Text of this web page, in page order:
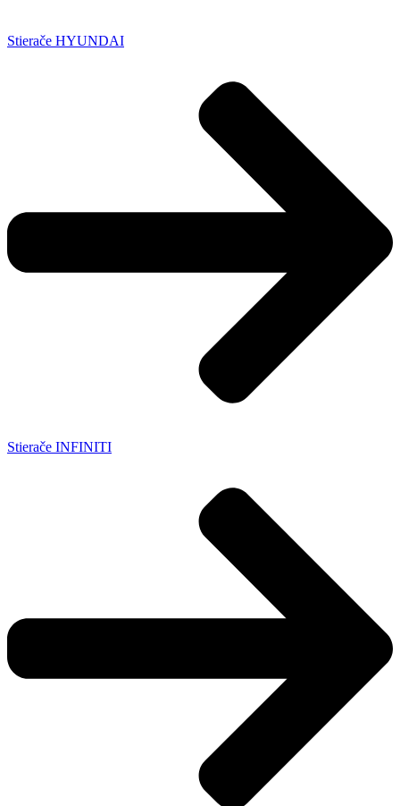
Stierače HYUNDAI
Stierače INFINITI